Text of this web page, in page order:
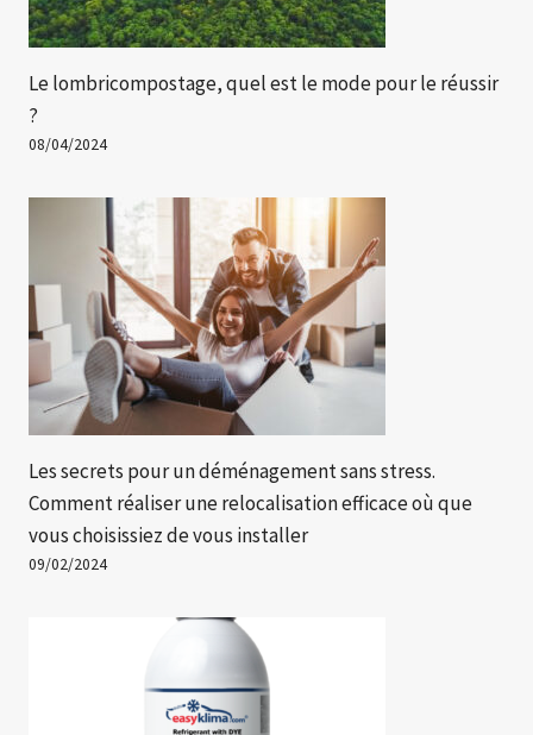
Le lombricompostage, quel est le mode pour le réussir
?
08/04/2024
Les secrets pour un déménagement sans stress.
Comment réaliser une relocalisation efficace où que
vous choisissiez de vous installer
09/02/2024